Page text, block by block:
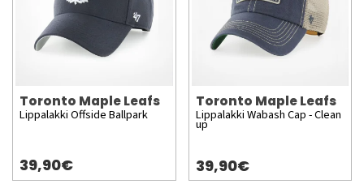
Toronto Maple Leafs
Lippalakki Offside Ballpark
39,90€
Toronto Maple Leafs
Lippalakki Wabash Cap - Clean
up
39,90€